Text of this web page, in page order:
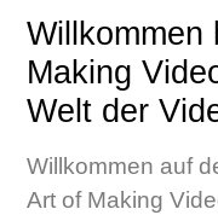
Willkommen
Making
Welt der
Willkommen auf
Art of Making